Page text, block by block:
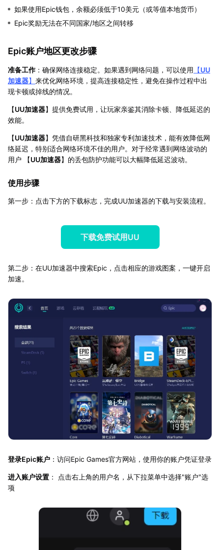
如果使用Epic钱包，余额必须低于10美元（或等值本地货币）
Epic奖励无法在不同国家/地区之间转移
Epic账户地区更改步骤
准备工作：确保网络连接稳定。如果遇到网络问题，可以使用 【UU
加速器】 来优化网络环境，提高连接稳定性，避免在操作过程中出
现卡顿或掉线的情况。
【UU加速器】提供免费试用，让玩家亲鉴其消除卡顿、降低延迟的
效能。
【UU加速器】凭借自研黑科技和独家专利加速技术，能有效降低网
络延迟，特别适合网络环境不佳的用户。对于经常遇到网络波动的
用户 【UU加速器】的丢包防护功能可以大幅降低延迟波动。
使用步骤
第一步：点击下方的下载标志，完成UU加速器的下载与安装流程。
下载免费试用UU
第二步：在UU加速器中搜索Epic，点击相应的游戏图案，一键开启
加速。
登录Epic账户 ：访问Epic Games官方网站，使用你的账户凭证登录
进入账户设置 ： 点击右上角的用户名，从下拉菜单中选择"账户"选
项